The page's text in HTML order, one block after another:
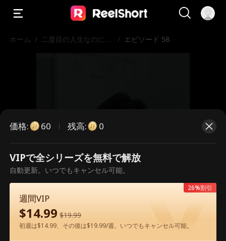
ホーム / 二度目の人生なのに御
/ エピソード 58
こちらは有料のエピソードです。視
聴いただくには解放が必要です。
60今すぐ解放
価格: 60 残高: 0
VIPで全シリーズを無料で解放
自動更新。いつでもキャンセル可能。
週間VIP
$14.99 $19.99
初週は$14.99、その後は$19.99/週。いつでもキャンセル可能。
26%割引